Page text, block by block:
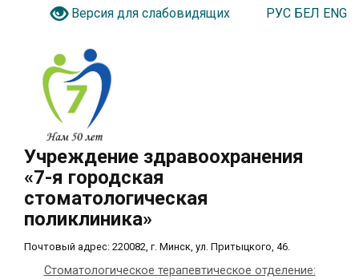
Версия для слабовидящих РУС БЕЛ ENG
Учреждение здравоохранения
«7-я городская
стоматологическая
поликлиника»
Почтовый адрес: 220082, г. Минск, ул. Притыцкого, 46.
Стоматологическое терапевтическое отделение: